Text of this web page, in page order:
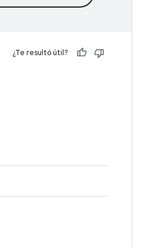
¿Te resultó útil?